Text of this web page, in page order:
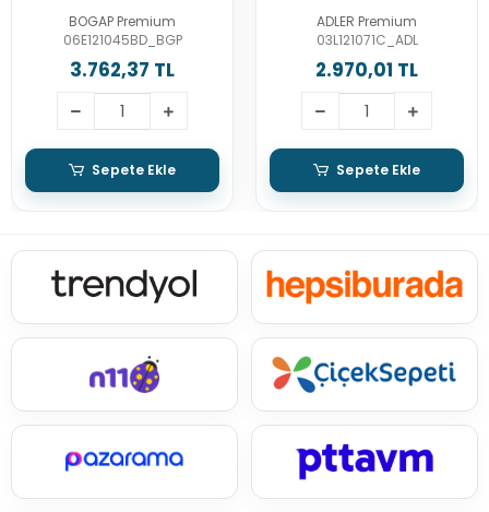
Cgxc-Crec-Ctub-Cjta-
Ctda-Cjtb-Cjtc-Cjwb-
Cjwc-Cnaa-Ctwa
BOGAP Premium
06E121045BD_BGP
3.762,37 TL
Sepete Ekle
Cahb-Caga-Cagb
ADLER Premium
03L121071C_ADL
2.970,01 TL
Sepete Ekle